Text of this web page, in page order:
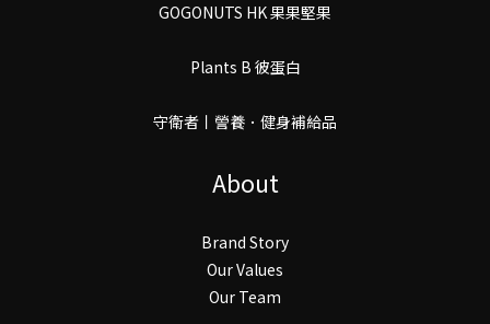
GOGONUTS HK 果果堅果
Plants B 彼蛋白
守衛者丨謍養．健身補給品
About
Brand Story
Our Values
Our Team